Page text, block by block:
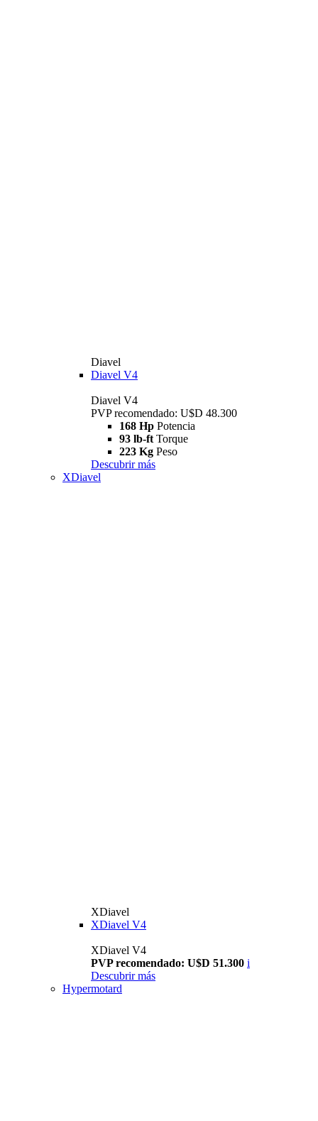
Diavel
Diavel V4
Diavel V4
PVP recomendado: U$D 48.300
168 Hp Potencia
93 lb-ft Torque
223 Kg Peso
Descubrir más
XDiavel
XDiavel
XDiavel V4
XDiavel V4
PVP recomendado: U$D 51.300 i
Descubrir más
Hypermotard